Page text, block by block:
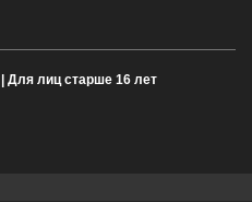
| Для лиц старше 16 лет